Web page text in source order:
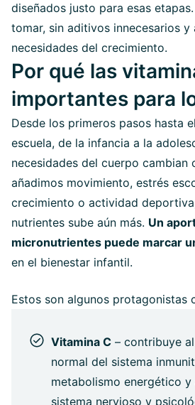
diseñados justo para esas
tomar, sin aditivos innecesarios y
necesidades del crecimiento.
Por qué las
importantes para
Desde los primeros pasos hasta
escuela, de la infancia a la
necesidades del cuerpo cambian
añadimos movimiento, estrés
crecimiento o actividad
nutrientes sube aún más. Un
micronutrientes puede marcar
en el bienestar infantil.
Estos son algunos protagonistas
Vitamina C – contribuye
normal del sistema
metabolismo energético
sistema nervioso y